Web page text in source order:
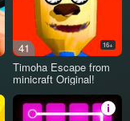
41 16+
Timoha Escape from
minicraft Original!